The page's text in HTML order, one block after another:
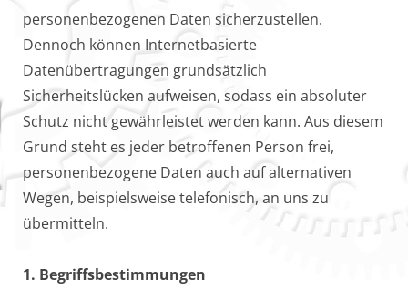
personenbezogenen Daten sicherzustellen.
Dennoch können Internetbasierte
Datenübertragungen grundsätzlich
Sicherheitslücken aufweisen, sodass ein absoluter
Schutz nicht gewährleistet werden kann. Aus diesem
Grund steht es jeder betroffenen Person frei,
personenbezogene Daten auch auf alternativen
Wegen, beispielsweise telefonisch, an uns zu
übermitteln.
1. Begriffsbestimmungen